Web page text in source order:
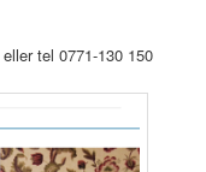
eller tel 0771-130 150